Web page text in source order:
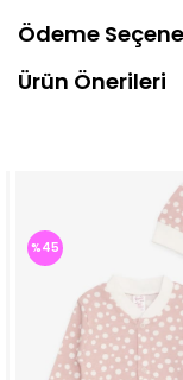
Ödeme
Ürün Önerileri
%45